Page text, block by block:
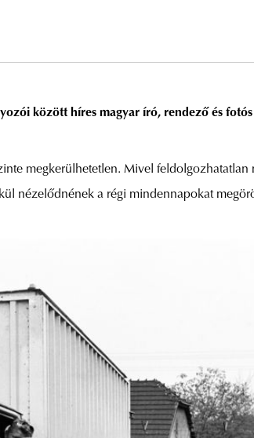
között híres magyar író, rendező és fotós
megkerülhetetlen. Mivel feldolgozhatatlan
nézelődnének a régi mindennapokat